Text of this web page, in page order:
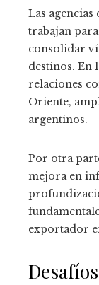
Las
trabajan
consolidar
destinos. En
relaciones
Oriente,
argentinos.
Por otra
mejora en
exportador